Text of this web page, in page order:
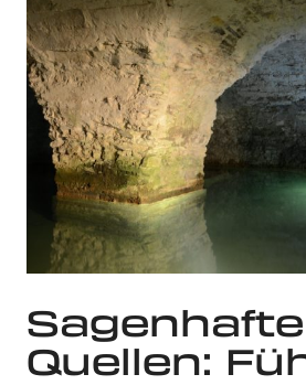
Sagenhafte
Quellen: